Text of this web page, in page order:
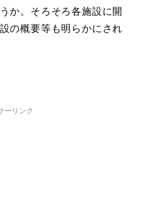
か。そろそろ各施設に開
の概要等も明らかにされ
ーリンク